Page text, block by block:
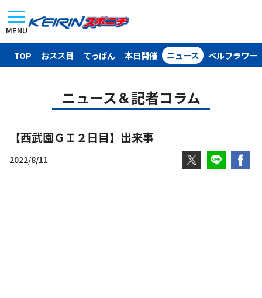
MENU
TOP おスス目 てっぱん 本日開催 ニュース ベルフラワー
ニュース＆記者コラム
【西武園ＧＩ２日目】出来事
2022/8/11